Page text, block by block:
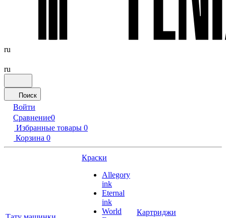
ru
ru
Поиск
Войти
Сравнение0
Избранные товары 0
Корзина 0
Краски
Allegory
ink
Eternal
ink
World
Картриджи